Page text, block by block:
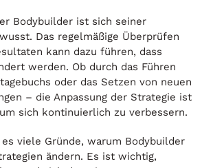
Bodybuilder ist sich seiner
Das regelmäßige Überprüfen
kann dazu führen, dass
werden. Ob durch das Führen
oder das Setzen von neuen
– die Anpassung der Strategie ist
sich kontinuierlich zu verbessern.
viele Gründe, warum Bodybuilder
ändern. Es ist wichtig,